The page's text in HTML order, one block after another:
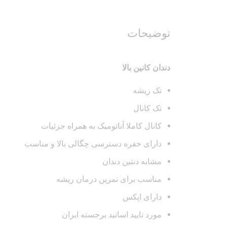
توضیحات
دندان کانین بالا
تک ریشه
تک کانال
کانال کاملا آناتومیک به همراه جزئیات
دارای حفره دسترسی چگالی بالا و مناسب
مشابه دنتین دندان
مناسب برای تمرین درمان ریشه
دارای اپکس
مورد تایید اساتید برجسته ایران